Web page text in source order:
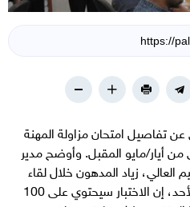
عن تفاصيل امتحان مزاولة المهنة
أيار/مايو المقبل. وأوضح مدير
العالي، زياد المدهون خلال لقاء
نظمه الملتقى التربوي في غزة، الأحد، إن الاختبار سيحتوي على 100